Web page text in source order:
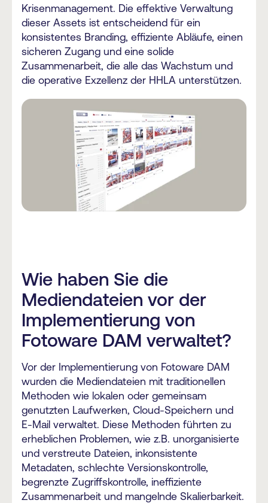
Krisenmanagement. Die effektive Verwaltung
dieser Assets ist entscheidend für ein
konsistentes Branding, effiziente Abläufe, einen
sicheren Zugang und eine solide
Zusammenarbeit, die alle das Wachstum und
die operative Exzellenz der HHLA unterstützen.
Wie haben Sie die
Mediendateien vor der
Implementierung von
Fotoware DAM verwaltet?
Vor der Implementierung von Fotoware DAM
wurden die Mediendateien mit traditionellen
Methoden wie lokalen oder gemeinsam
genutzten Laufwerken, Cloud-Speichern und
E-Mail verwaltet. Diese Methoden führten zu
erheblichen Problemen, wie z.B. unorganisierte
und verstreute Dateien, inkonsistente
Metadaten, schlechte Versionskontrolle,
begrenzte Zugriffskontrolle, ineffiziente
Zusammenarbeit und mangelnde Skalierbarkeit.